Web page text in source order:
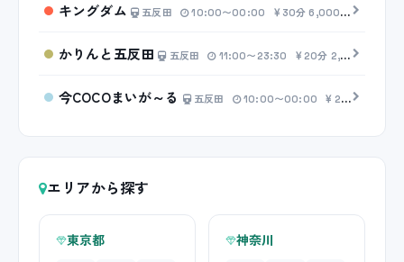
キングダム 五反田 10:00〜00:00 30分 6,000円〜
かりんと五反田 五反田 11:00〜23:30 20分 2,500円〜
今COCOまいが～る 五反田 10:00〜00:00 20分 4,000円〜
エリアから探す
東京都 神奈川